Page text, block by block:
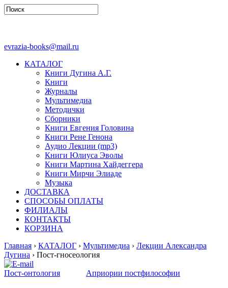
evrazia-books@mail.ru
КАТАЛОГ
Книги Дугина А.Г.
Книги
Журналы
Мультимедиа
Методички
Сборники
Книги Евгения Головина
Книги Рене Генона
Аудио Лекции (mp3)
Книги Юлиуса Эволы
Книги Мартина Хайдеггера
Книги Мирчи Элиаде
Музыка
ДОСТАВКА
СПОСОБЫ ОПЛАТЫ
ФИЛИАЛЫ
КОНТАКТЫ
КОРЗИНА
Главная › КАТАЛОГ › Мультимедиа › Лекции Александра
Дугина › Пост-гносеология
Пост-онтология Априории постфилософии